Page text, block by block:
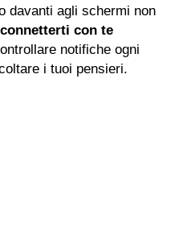
davanti agli schermi non
con te
notifiche ogni
i tuoi pensieri.